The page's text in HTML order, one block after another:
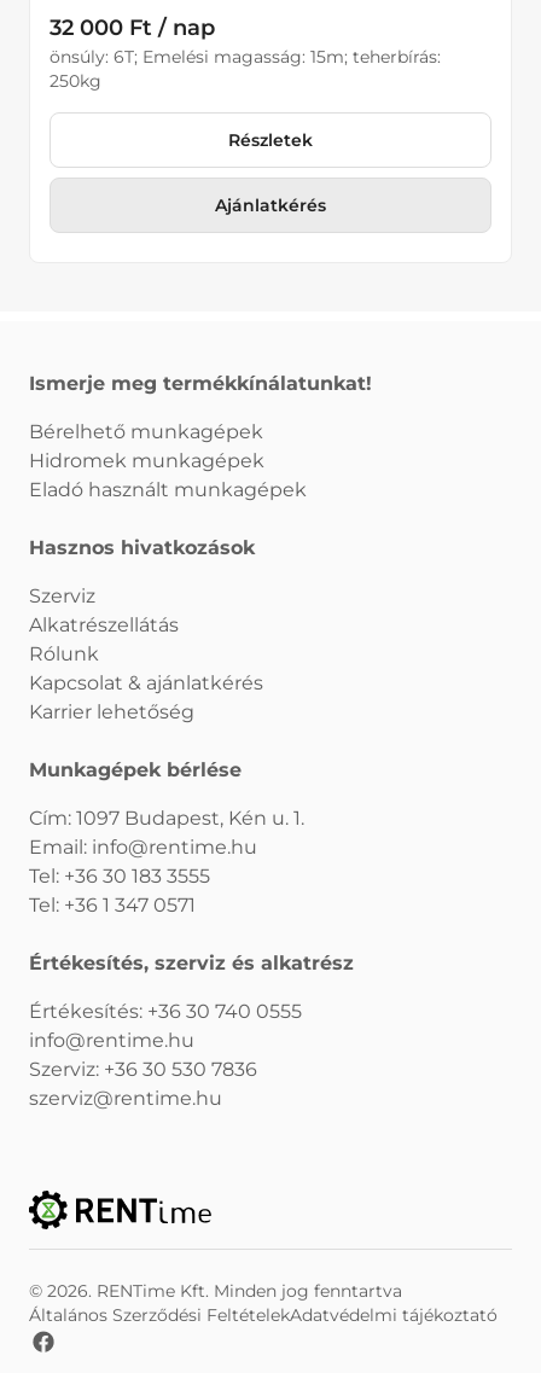
32 000 Ft / nap
önsúly: 6T; Emelési magasság: 15m; teherbírás:
250kg
Részletek
Ajánlatkérés
Ismerje meg termékkínálatunkat!
Bérelhető munkagépek
Hidromek munkagépek
Eladó használt munkagépek
Hasznos hivatkozások
Szerviz
Alkatrészellátás
Rólunk
Kapcsolat & ajánlatkérés
Karrier lehetőség
Munkagépek bérlése
Cím: 1097 Budapest, Kén u. 1.
Email: info@rentime.hu
Tel: +36 30 183 3555
Tel: +36 1 347 0571
Értékesítés, szerviz és alkatrész
Értékesítés: +36 30 740 0555
info@rentime.hu
Szerviz: +36 30 530 7836
szerviz@rentime.hu
© 2026. RENTime Kft. Minden jog fenntartva
Általános Szerződési FeltételekAdatvédelmi tájékoztató